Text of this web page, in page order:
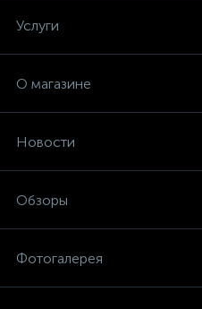
Услуги
О магазине
Новости
Обзоры
Фотогалерея